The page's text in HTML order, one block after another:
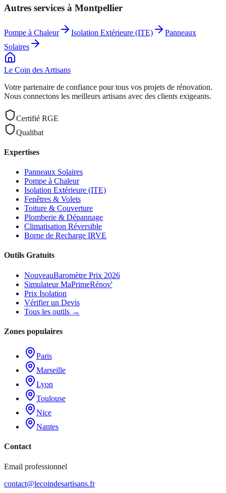
Autres services à Montpellier
Pompe à Chaleur Isolation Extérieure (ITE)
Panneaux
Solaires
Le Coin des Artisans
Votre partenaire de confiance pour tous vos projets de rénovation.
Nous connectons les meilleurs artisans avec des clients exigeants.
Certifié RGE
Qualibat
Expertises
Panneaux Solaires
Pompe à Chaleur
Isolation Extérieure (ITE)
Fenêtres & Volets
Toiture & Couverture
Plomberie & Dépannage
Climatisation Réversible
Borne de Recharge IRVE
Outils Gratuits
NouveauBaromètre Prix 2026
Simulateur MaPrimeRénov'
Prix Isolation
Vérifier un Devis
Tous les outils →
Zones populaires
Paris
Marseille
Lyon
Toulouse
Nice
Nantes
Contact
Email professionnel
contact@lecoindesartisans.fr